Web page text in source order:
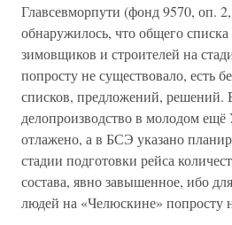
Главсевморпути (фонд 9570, оп.
обнаружилось, что общего
зимовщиков и строителей на
попросту не существовало, есть
списков, предложений, решений.
делопроизводство в молодом
отлажено, а в БСЭ указано
стадии подготовки рейса
состава, явно завышенное, ибо
людей на «Челюскине» попросту